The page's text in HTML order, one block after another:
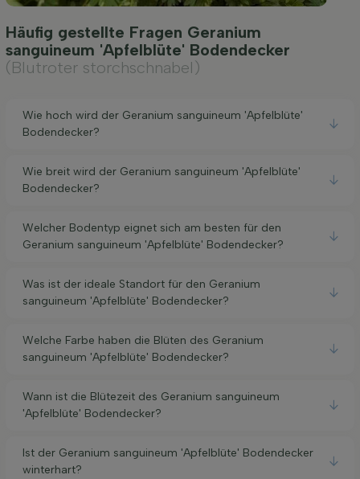
Häufig gestellte Fragen Geranium
sanguineum 'Apfelblüte' Bodendecker
(Blutroter storchschnabel)
Wie hoch wird der Geranium sanguineum 'Apfelblüte'
Bodendecker?
Wie breit wird der Geranium sanguineum 'Apfelblüte'
Bodendecker?
Welcher Bodentyp eignet sich am besten für den
Geranium sanguineum 'Apfelblüte' Bodendecker?
Was ist der ideale Standort für den Geranium
sanguineum 'Apfelblüte' Bodendecker?
Welche Farbe haben die Blüten des Geranium
sanguineum 'Apfelblüte' Bodendecker?
Wann ist die Blütezeit des Geranium sanguineum
'Apfelblüte' Bodendecker?
Ist der Geranium sanguineum 'Apfelblüte' Bodendecker
winterhart?